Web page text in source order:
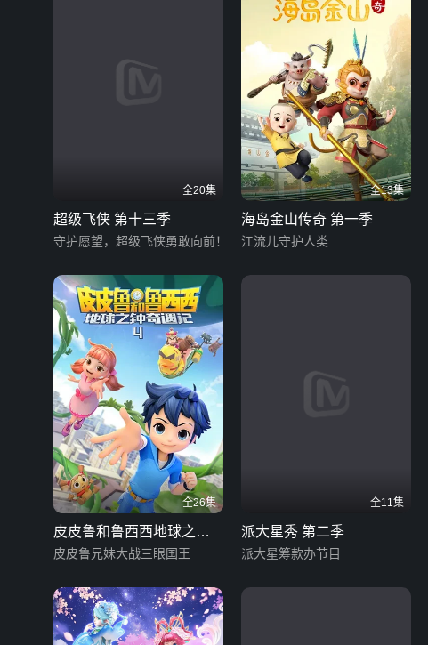
全20集
超级飞侠 第十三季
守护愿望，超级飞侠勇敢向前！
全13集
海岛金山传奇 第一季
江流儿守护人类
全26集
皮皮鲁和鲁西西地球之钟
奇遇记 第四季
皮皮鲁兄妹大战三眼国王
全11集
派大星秀 第二季
派大星筹款办节目